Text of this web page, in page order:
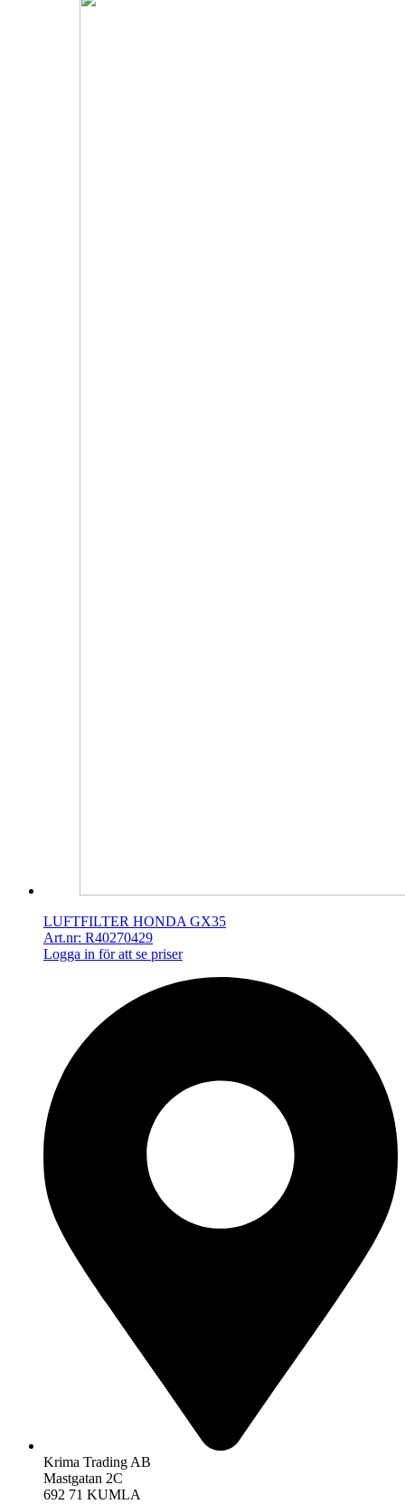
LUFTFILTER HONDA GX35
Art.nr: R40270429
Logga in för att se priser
Krima Trading AB
Mastgatan 2C
692 71 KUMLA